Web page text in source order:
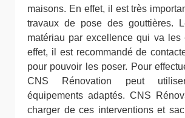
maisons. En effet, il est très
travaux de pose des gouttières.
matériau par excellence qui va les
effet, il est recommandé de
pour pouvoir les poser. Pour
CNS Rénovation peut
équipements adaptés. CNS
charger de ces interventions et